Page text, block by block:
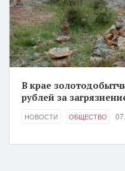
В крае
рублей за
НОВОСТИ ОБЩЕСТВО